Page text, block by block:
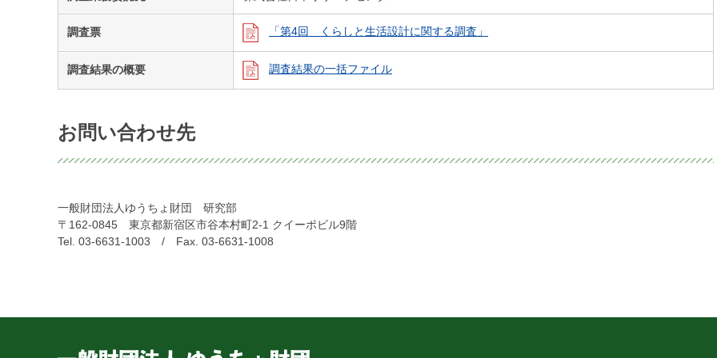
調査票 「第4回 くらしと生活設計に関する調査」
調査結果の概要 調査結果の一括ファイル
お問い合わせ先
一般財団法人ゆうちょ財団 研究部
〒162-0845 東京都新宿区市谷本村町2-1 クイーポビル9階
Tel. 03-6631-1003 / Fax. 03-6631-1008